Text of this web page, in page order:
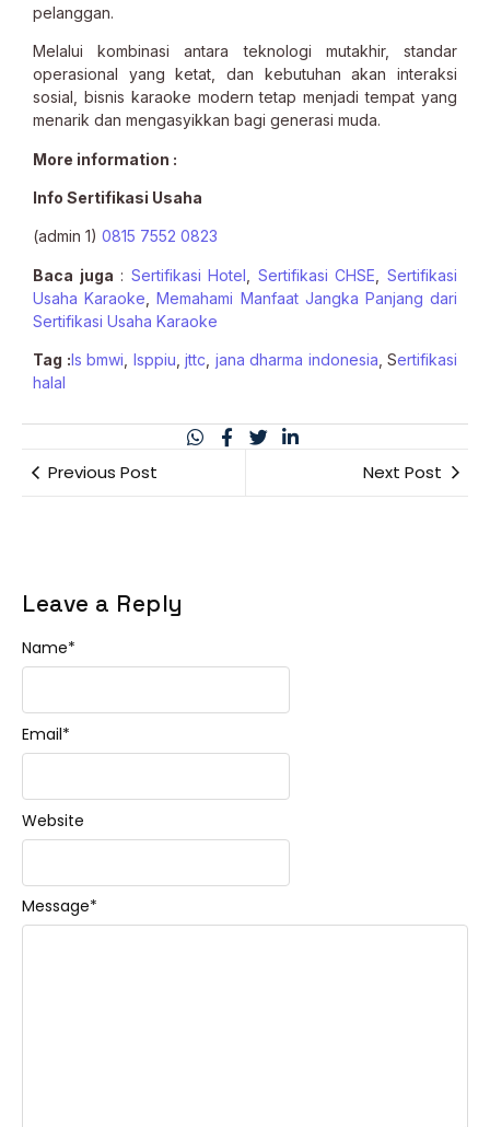
pelanggan.
Melalui kombinasi antara teknologi mutakhir, standar
operasional yang ketat, dan kebutuhan akan interaksi
sosial, bisnis karaoke modern tetap menjadi tempat yang
menarik dan mengasyikkan bagi generasi muda.
More information :
Info Sertifikasi Usaha
(admin 1) 0815 7552 0823
Baca juga : Sertifikasi Hotel Sertifikasi CHSE ,Sertifikasi
Usaha Karaoke ,Memahami Manfaat Jangka Panjang dari
Sertifikasi Usaha Karaoke
Tag :ls bmwi lsppiu jttc jana dharma indonesia , Sertifikasi
halal
Previous Post Next Post
Leave a Reply
Message*
Name*
Email*
Website